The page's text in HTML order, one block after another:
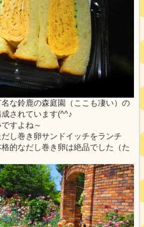
な鈴鹿の森庭園（ここも凄い）の
されています(^^♪
すよね～
し巻き卵サンドイッチをランチ
的なだし巻き卵は絶品でした（た